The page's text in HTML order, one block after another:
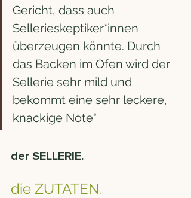
Gericht, dass auch
Sellerieskeptiker*innen
überzeugen könnte. Durch
das Backen im Ofen wird der
Sellerie sehr mild und
bekommt eine sehr leckere,
knackige Note"
der SELLERIE.
die ZUTATEN.